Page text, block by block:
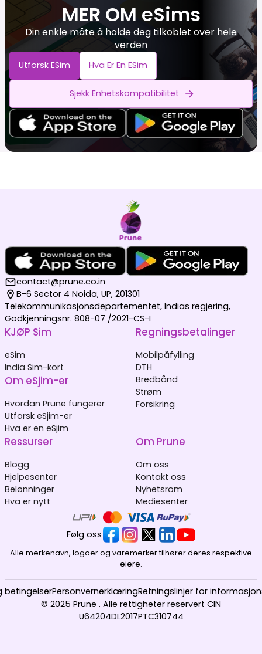
MER OM eSims
Din enkle måte å holde deg tilkoblet over hele
verden
Utforsk ESim Hva Er En ESim
Sjekk Enhetskompatibilitet
contact@prune.co.in
B-6 Sector 4 Noida, UP, 201301
Telekommunikasjonsdepartementet, Indias regjering,
Godkjenningsnr. 808-07 /2021-CS-I
KJØP Sim
eSim
India Sim-kort
Om eSjim-er
Hvordan Prune fungerer
Utforsk eSjim-er
Hva er en eSjim
Regningsbetalinger
Mobilpåfylling
DTH
Bredbånd
Strøm
Forsikring
Ressurser
Blogg
Hjelpesenter
Belønninger
Hva er nytt
Om Prune
Om oss
Kontakt oss
Nyhetsrom
Mediesenter
Følg oss
Alle merkenavn, logoer og varemerker tilhører deres respektive
eiere.
© 2025 Prune . Alle rettigheter reservert CIN
U64204DL2017PTC310744
betingelserPersonvernerklæringRetningslinjer for